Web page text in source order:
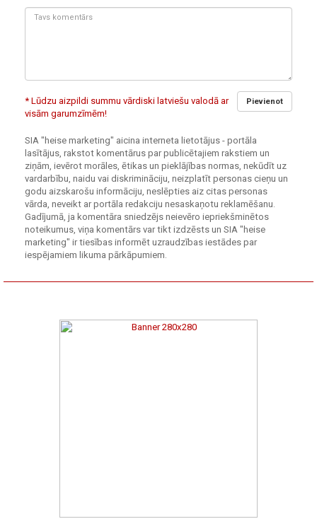
Tavs
Pievienot
* Lūdzu aizpildi summu vārdiski latviešu valodā ar
visām garumzīmēm!
SIA "heise marketing" aicina interneta lietotājus - portāla
lasītājus, rakstot komentārus par publicētajiem rakstiem un
ziņām, ievērot morāles, ētikas un pieklājības normas, nekūdīt uz
vardarbību, naidu vai diskrimināciju, neizplatīt personas cieņu un
godu aizskarošu informāciju, neslēpties aiz citas personas
vārda, neveikt ar portāla redakciju nesaskaņotu reklamēšanu.
Gadījumā, ja komentāra sniedzējs neievēro iepriekšminētos
noteikumus, viņa komentārs var tikt izdzēsts un SIA "heise
marketing" ir tiesības informēt uzraudzības iestādes par
iespējamiem likuma pārkāpumiem.